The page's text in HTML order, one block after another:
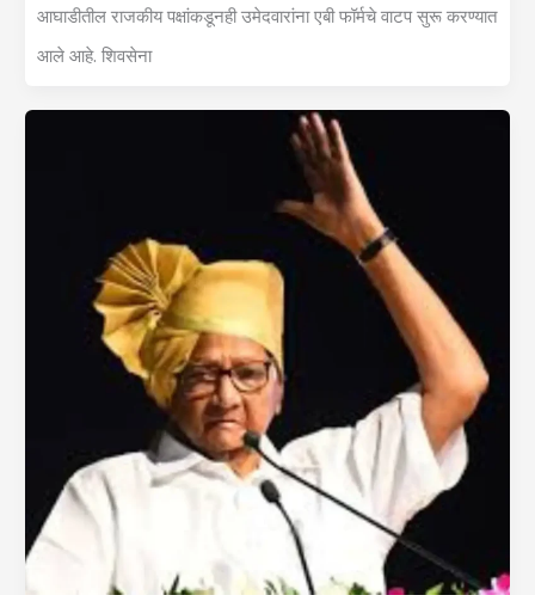
आघाडीतील राजकीय पक्षांकडूनही उमेदवारांना एबी फॉर्मचे वाटप सुरू करण्यात
आले आहे. शिवसेना